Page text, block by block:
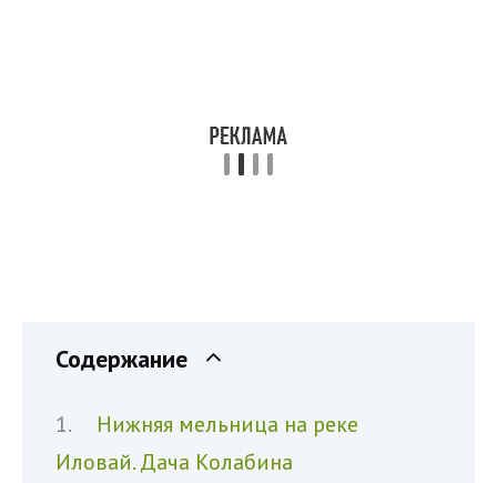
Содержание
Нижняя мельница на реке
Иловай. Дача Колабина